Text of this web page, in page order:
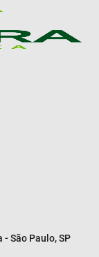
São Paulo, SP